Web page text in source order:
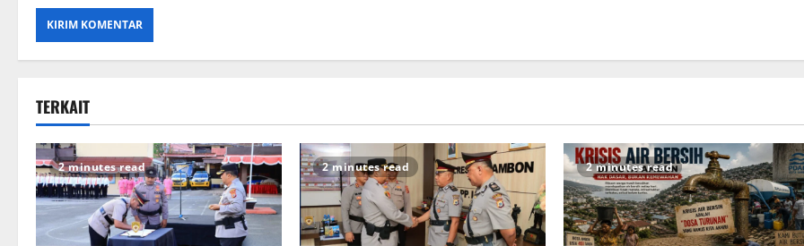
TERKAIT
2 minutes read 2 minutes read 2 minutes read